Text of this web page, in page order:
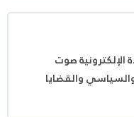
صوت
والقضايا